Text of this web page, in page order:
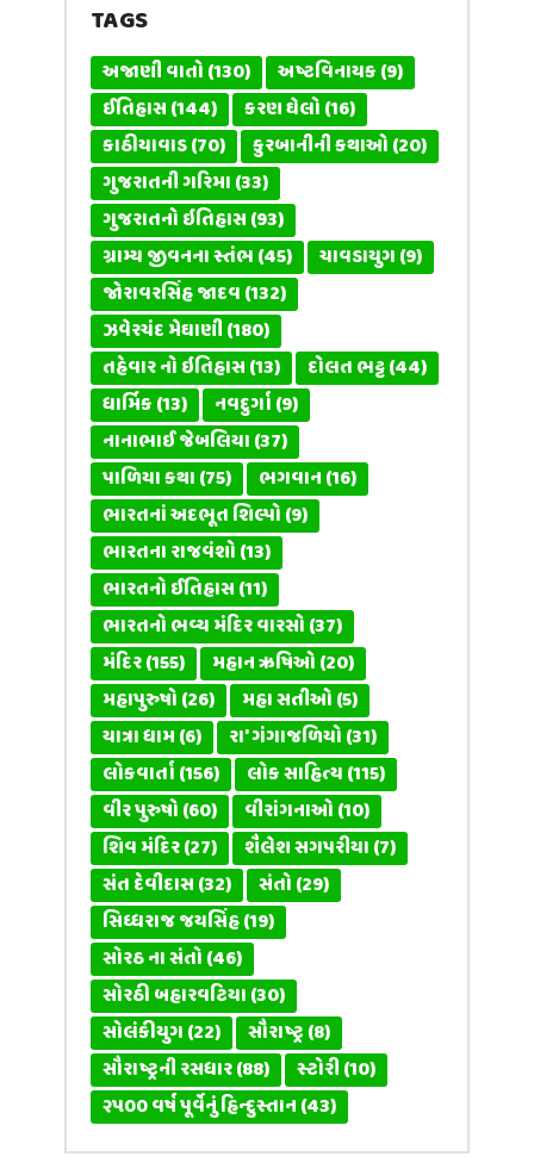
TAGS
અજાણી વાતો(130) અષ્ટવિનાયક(9)
ઈતિહાસ(144) કરણ ઘેલો(16)
કાઠીયાવાડ(70) કુરબાનીની કથાઓ(20)
ગુજરાતની ગરિમા(33)
ગુજરાતનો ઇતિહાસ(93)
ગ્રામ્ય જીવનના સ્તંભ(45) ચાવડાયુગ(9)
જોરાવરસિંહ જાદવ(132)
ઝવેરચંદ મેઘાણી(180)
તહેવાર નો ઇતિહાસ(13) દોલત ભટ્ટ(44)
ધાર્મિક(13) નવદુર્ગા(9)
નાનાભાઈ જેબલિયા(37)
પાળિયા કથા(75) ભગવાન(16)
ભારતનાં અદભૂત શિલ્પો(9)
ભારતના રાજવંશો(13)
ભારતનો ઈતિહાસ(11)
ભારતનો ભવ્ય મંદિર વારસો(37)
મંદિર(155) મહાન ઋષિઓ(20)
મહાપુરુષો(26) મહા સતીઓ(5)
યાત્રા ધામ(6) રા' ગંગાજળિયો(31)
લોકવાર્તા(156) લોક સાહિત્ય(115)
વીર પુરુષો(60) વીરાંગનાઓ(10)
શિવ મંદિર(27) શૈલેશ સગપરીયા(7)
સંત દેવીદાસ(32) સંતો(29)
સિધ્ધરાજ જયસિંહ(19)
સોરઠ ના સંતો(46)
સોરઠી બહારવટિયા(30)
સોલંકીયુગ(22) સૌરાષ્ટ્ર(8)
સૌરાષ્ટ્રની રસધાર(88) સ્ટોરી(10)
૨૫૦૦ વર્ષ પૂર્વેનું હિન્દુસ્તાન(43)